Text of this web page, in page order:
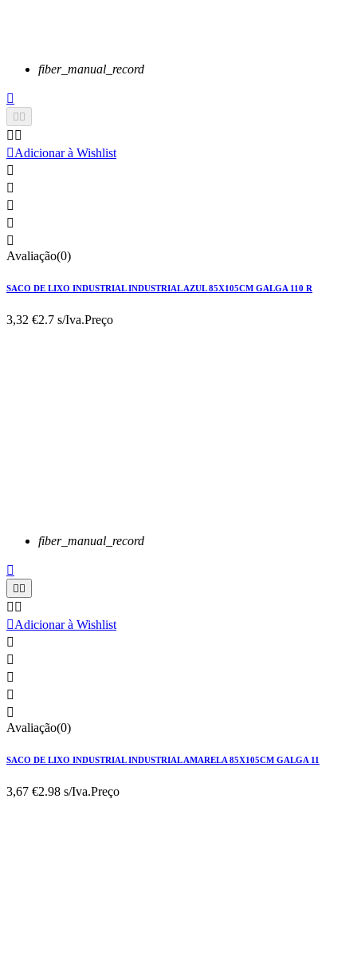
fiber_manual_record

 
 
Adicionar à Wishlist





Avaliação(0)
SACO DE LIXO INDUSTRIAL INDUSTRIAL AZUL 85X105CM GALGA 110 R
3,32 €2.7 s/Iva.Preço
fiber_manual_record

 
 
Adicionar à Wishlist





Avaliação(0)
SACO DE LIXO INDUSTRIAL INDUSTRIAL AMARELA 85X105CM GALGA 11
3,67 €2.98 s/Iva.Preço